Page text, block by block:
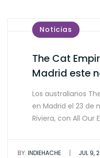
Noticias
The Cat
Madrid este
Los australianos
en Madrid el 23 de
Riviera, con All Our
BY: INDIEHACHE | JUL 9,